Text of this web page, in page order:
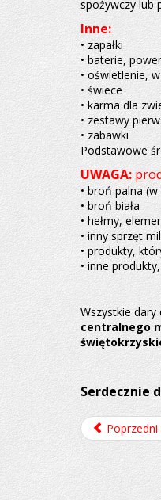
spożywczy lub
Inne:
• zapałki
• baterie,
• oświetlenie,
• świece
• karma dla
• zestawy
• zabawki
Podstawowe
UWAGA:
• broń palna
• broń biała
• hełmy,
• inny sprzęt
• produkty,
• inne
Wszystkie
centralnego
Serdecznie
Poprzedni